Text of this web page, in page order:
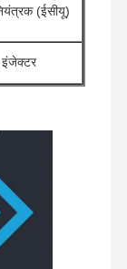
(ईसीयू)
इंजेक्टर
घटक और अन्य
उपकरण